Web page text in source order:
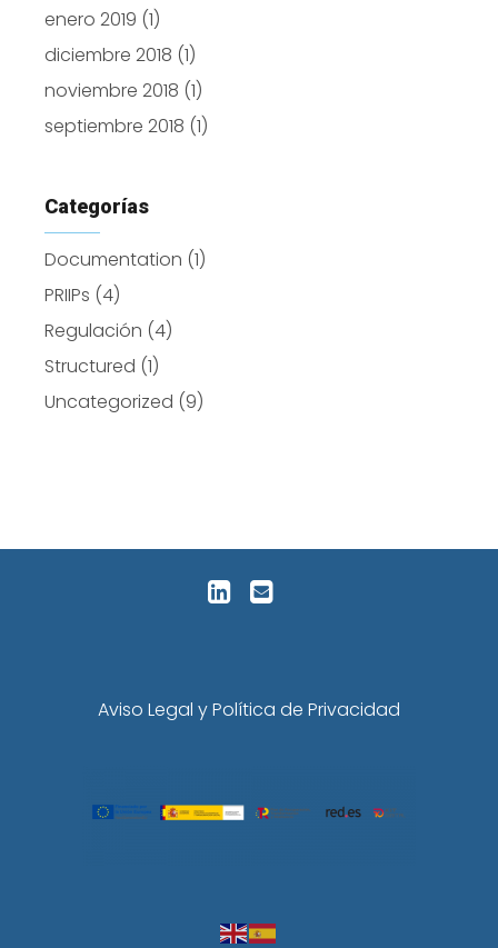
enero 2019 (1)
diciembre 2018 (1)
noviembre 2018 (1)
septiembre 2018 (1)
Categorías
Documentation (1)
PRIIPs (4)
Regulación (4)
Structured (1)
Uncategorized (9)
Aviso Legal y Política de Privacidad